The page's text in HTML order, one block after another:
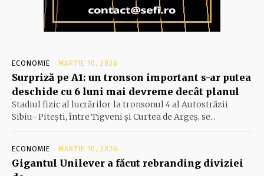
ECONOMIE MARTIE 10, 2026
Surpriză pe A1: un tronson important s-ar putea
deschide cu 6 luni mai devreme decât planul
Stadiul fizic al lucrărilor la tronsonul 4 al Autostrăzii
Sibiu- Piteşti, între Tigveni şi Curtea de Argeş, se...
ECONOMIE MARTIE 10, 2026
Gigantul Unilever a făcut rebranding diviziei